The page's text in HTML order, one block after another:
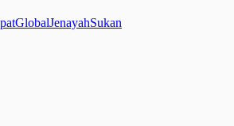
GlobalJenayahSukan